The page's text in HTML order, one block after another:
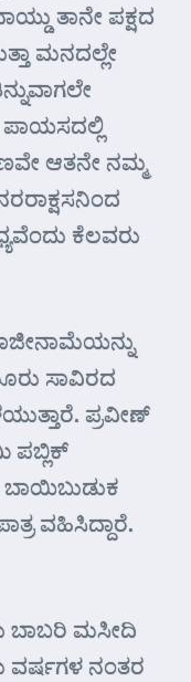
ತಾನೇ ಪಕ್ಷದ
ಮನದಲ್ಲೇ
ಪಾಯಸದಲ್ಲಿ
ಆತನೇ ನಮ್ಮ
ಕೆಲವರು
ಸಾವಿರದ
ಪ್ರವೀಣ್
ಪಬ್ಲಿಕ್
ಬಾಯಿಬುಡುಕ
ವಹಿಸಿದ್ದಾರೆ.
ಬಾಬರಿ ಮಸೀದಿ
ವರ್ಷಗಳ ನಂತರ